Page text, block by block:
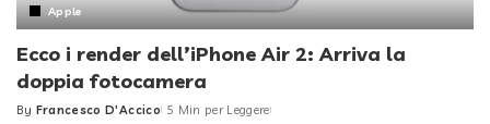
Apple
Ecco i render dell’iPhone Air 2: Arriva la
doppia fotocamera
Posted
By Francesco D'Accico 5 Min per Leggere